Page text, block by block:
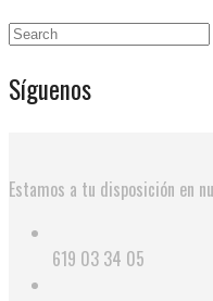
Síguenos
Estamos a tu disposición en
619 03 34 05